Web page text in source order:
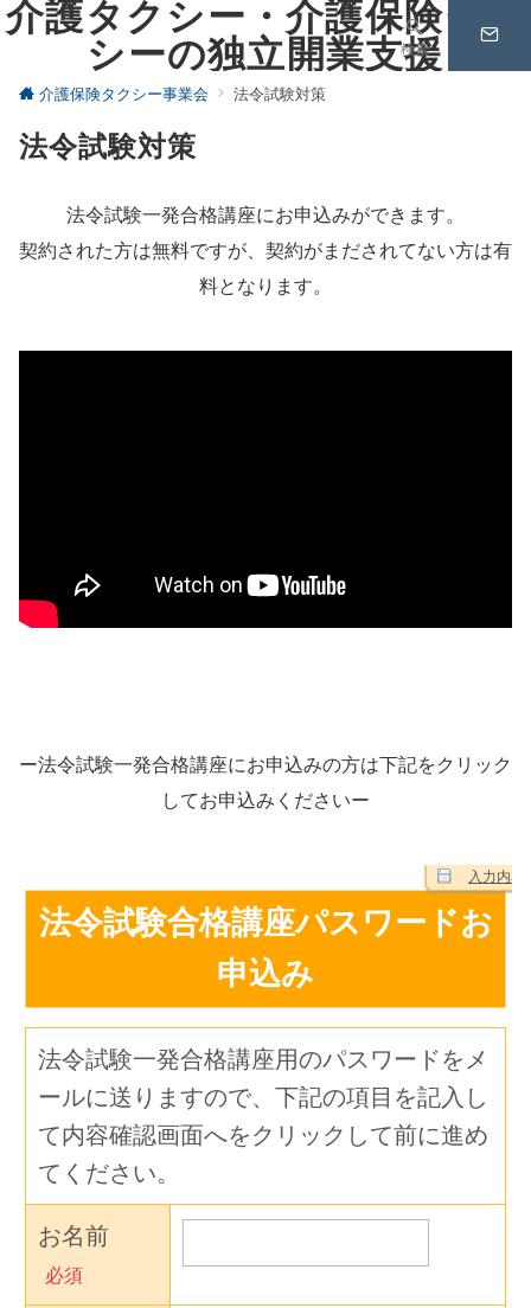
介護タクシー・介護保険タク
シーの独立開業支援
検索
介護保険タクシー事業会 法令試験対策
法令試験対策
法令試験一発合格講座にお申込みができます。
契約された方は無料ですが、契約がまだされてない方は有
料となります。
ー法令試験一発合格講座にお申込みの方は下記をクリック
してお申込みくださいー